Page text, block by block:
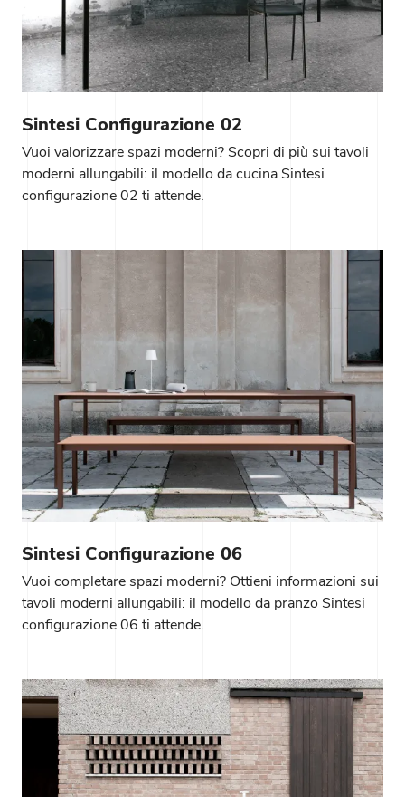
Sintesi Configurazione 02
Vuoi valorizzare spazi moderni? Scopri di più sui tavoli
moderni allungabili: il modello da cucina Sintesi
configurazione 02 ti attende.
Sintesi Configurazione 06
Vuoi completare spazi moderni? Ottieni informazioni sui
tavoli moderni allungabili: il modello da pranzo Sintesi
configurazione 06 ti attende.